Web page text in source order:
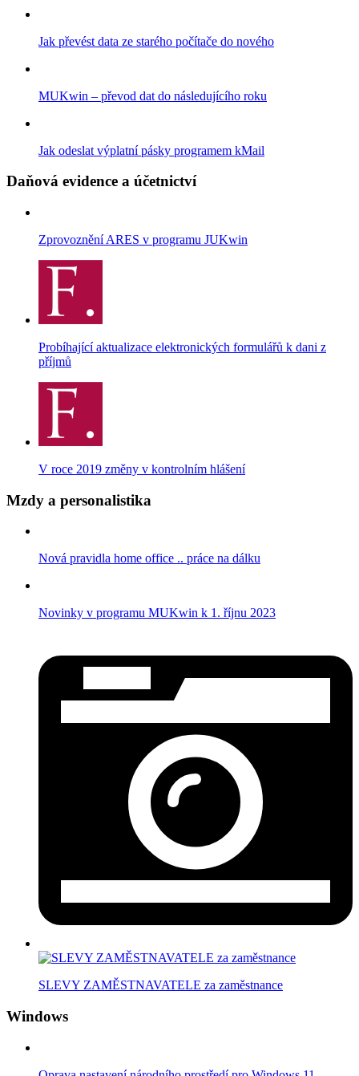
Jak převést data ze starého počítače do nového
MUKwin – převod dat do následujícího roku
Jak odeslat výplatní pásky programem kMail
Daňová evidence a účetnictví
Zprovoznění ARES v programu JUKwin
Probíhající aktualizace elektronických formulářů k dani z
příjmů
V roce 2019 změny v kontrolním hlášení
Mzdy a personalistika
Nová pravidla home office .. práce na dálku
Novinky v programu MUKwin k 1. říjnu 2023
SLEVY ZAMĚSTNAVATELE za zaměstnance
Windows